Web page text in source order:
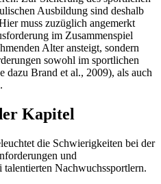
Ausbildung sind deshalb
muss zuzüglich angemerkt
im Zusammenspiel
Alter ansteigt, sondern
sowohl im sportlichen
dazu Brand et al., 2009), als auch
Kapitel
die Schwierigkeiten bei der
und
Nachwuchssportlern.